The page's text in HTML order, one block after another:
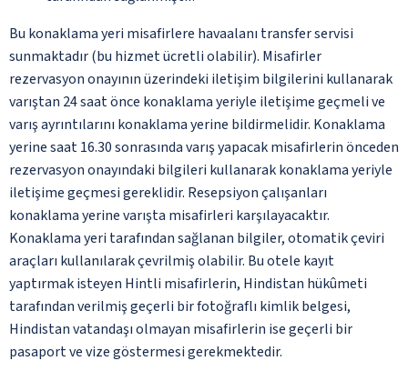
Bu konaklama yeri misafirlere havaalanı transfer servisi
sunmaktadır (bu hizmet ücretli olabilir). Misafirler
rezervasyon onayının üzerindeki iletişim bilgilerini kullanarak
varıştan 24 saat önce konaklama yeriyle iletişime geçmeli ve
varış ayrıntılarını konaklama yerine bildirmelidir. Konaklama
yerine saat 16.30 sonrasında varış yapacak misafirlerin önceden
rezervasyon onayındaki bilgileri kullanarak konaklama yeriyle
iletişime geçmesi gereklidir. Resepsiyon çalışanları
konaklama yerine varışta misafirleri karşılayacaktır.
Konaklama yeri tarafından sağlanan bilgiler, otomatik çeviri
araçları kullanılarak çevrilmiş olabilir. Bu otele kayıt
yaptırmak isteyen Hintli misafirlerin, Hindistan hükûmeti
tarafından verilmiş geçerli bir fotoğraflı kimlik belgesi,
Hindistan vatandaşı olmayan misafirlerin ise geçerli bir
pasaport ve vize göstermesi gerekmektedir.